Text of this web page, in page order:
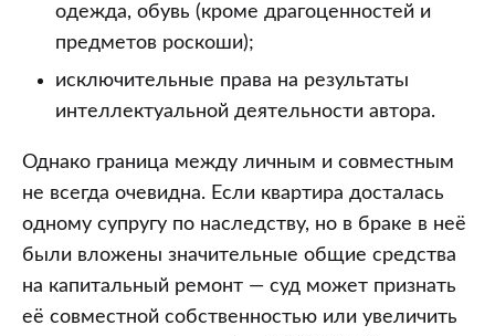
одежда, обувь (кроме драгоценностей и
предметов роскоши);
исключительные права на результаты
интеллектуальной деятельности автора.
Однако граница между личным и совместным
не всегда очевидна. Если квартира досталась
одному супругу по наследству, но в браке в неё
были вложены значительные общие средства
на капитальный ремонт — суд может признать
её совместной собственностью или увеличить